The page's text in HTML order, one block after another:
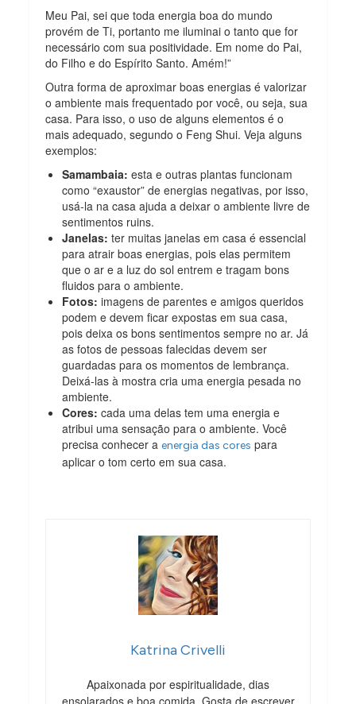
Meu Pai, sei que toda energia boa do mundo
provém de Ti, portanto me iluminai o tanto que for
necessário com sua positividade. Em nome do Pai,
do Filho e do Espírito Santo. Amém!”
Outra forma de aproximar boas energias é valorizar
o ambiente mais frequentado por você, ou seja, sua
casa. Para isso, o uso de alguns elementos é o
mais adequado, segundo o Feng Shui. Veja alguns
exemplos:
Samambaia: esta e outras plantas funcionam
como “exaustor” de energias negativas, por isso,
usá-la na casa ajuda a deixar o ambiente livre de
sentimentos ruins.
Janelas: ter muitas janelas em casa é essencial
para atrair boas energias, pois elas permitem
que o ar e a luz do sol entrem e tragam bons
fluidos para o ambiente.
Fotos: imagens de parentes e amigos queridos
podem e devem ficar expostas em sua casa,
pois deixa os bons sentimentos sempre no ar. Já
as fotos de pessoas falecidas devem ser
guardadas para os momentos de lembrança.
Deixá-las à mostra cria uma energia pesada no
ambiente.
Cores: cada uma delas tem uma energia e
atribui uma sensação para o ambiente. Você
precisa conhecer aenergia das cores para
aplicar o tom certo em sua casa.
Katrina Crivelli
Apaixonada por espiritualidade, dias
ensolarados e boa comida. Gosta de escrever